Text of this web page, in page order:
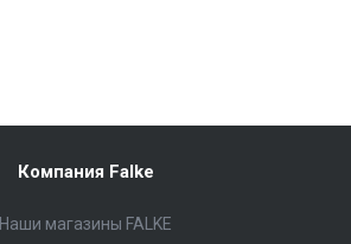
Компания Falke
Наши магазины FALKE